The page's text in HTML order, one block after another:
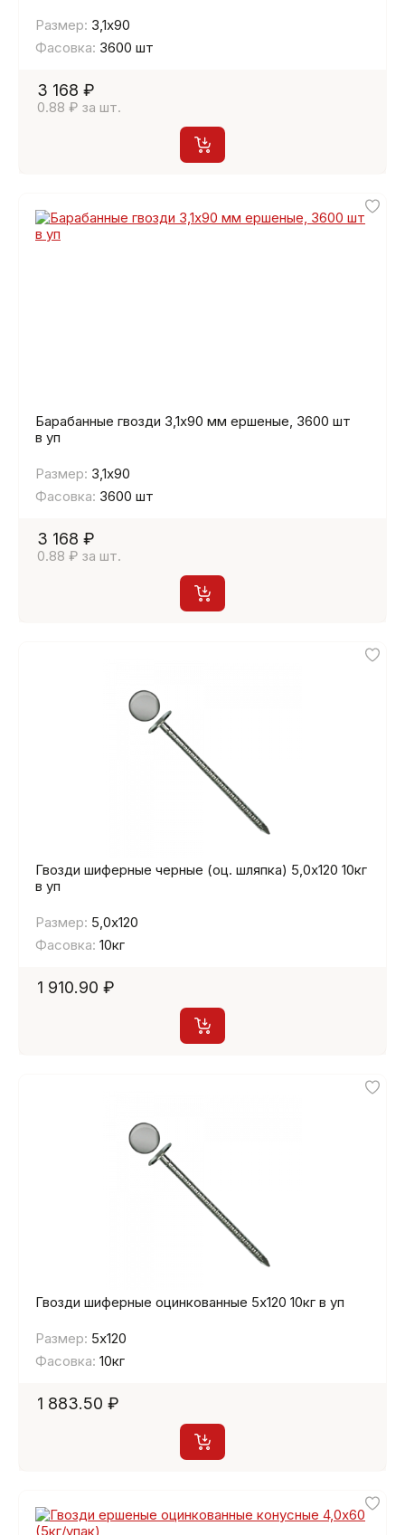
Размер: 3,1х90
Фасовка: 3600 шт
3 168 ₽
0.88 ₽ за шт.
Барабанные гвозди 3,1х90 мм ершеные, 3600 шт
в уп
Размер: 3,1х90
Фасовка: 3600 шт
3 168 ₽
0.88 ₽ за шт.
Гвозди шиферные черные (оц. шляпка) 5,0х120 10кг
в уп
Размер: 5,0х120
Фасовка: 10кг
1 910.90 ₽
Гвозди шиферные оцинкованные 5х120 10кг в уп
Размер: 5х120
Фасовка: 10кг
1 883.50 ₽